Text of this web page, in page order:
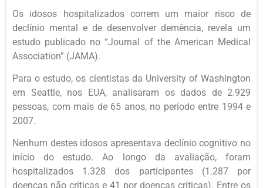
Os idosos hospitalizados correm um maior risco de
declínio mental e de desenvolver demência, revela um
estudo publicado no “Journal of the American Medical
Association” (JAMA).
Para o estudo, os cientistas da University of Washington
em Seattle, nos EUA, analisaram os dados de 2.929
pessoas, com mais de 65 anos, no período entre 1994 e
2007.
Nenhum destes idosos apresentava declínio cognitivo no
início do estudo. Ao longo da avaliação, foram
hospitalizados 1.328 dos participantes (1.287 por
doenças não críticas e 41 por doenças críticas). Entre os